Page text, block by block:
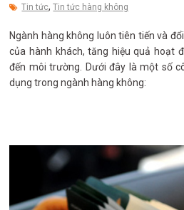
Tin tức,Tin tức hàng không
Ngành hàng không luôn tiên tiến và
của hành khách, tăng hiệu quả hoạt
đến môi trường. Dưới đây là một số
dụng trong ngành hàng không: